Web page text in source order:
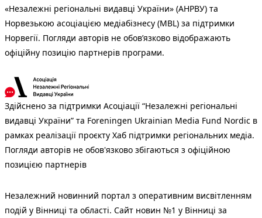
«Незалежні регіональні видавці України» (АНРВУ) та
Норвезькою асоціацією медіабізнесу (MBL) за підтримки
Норвегії. Погляди авторів не обов’язково відображають
офіційну позицію партнерів програми.
Здійснено за підтримки Асоціації “Незалежні регіональні
видавці України” та Foreningen Ukrainian Media Fund Nordic в
рамках реалізації проєкту Хаб підтримки регіональних медіа.
Погляди авторів не обов'язково збігаються з офіційною
позицією партнерів
Незалежний новинний портал з оперативним висвітленням
подій у Вінниці та області. Сайт новин №1 у Вінниці за